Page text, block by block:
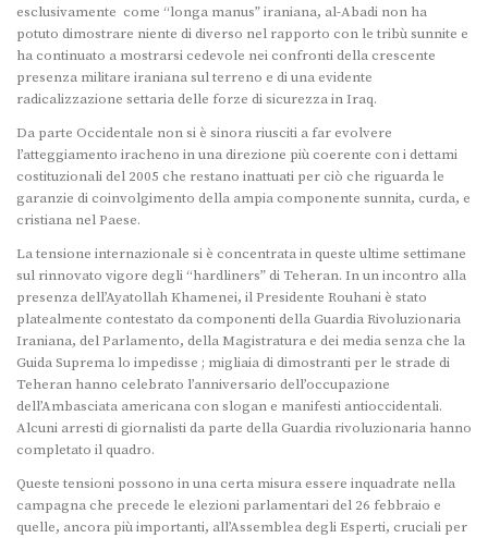
esclusivamente come “longa manus” iraniana, al-Abadi non ha
potuto dimostrare niente di diverso nel rapporto con le tribù sunnite e
ha continuato a mostrarsi cedevole nei confronti della crescente
presenza militare iraniana sul terreno e di una evidente
radicalizzazione settaria delle forze di sicurezza in Iraq.
Da parte Occidentale non si è sinora riusciti a far evolvere
l’atteggiamento iracheno in una direzione più coerente con i dettami
costituzionali del 2005 che restano inattuati per ciò che riguarda le
garanzie di coinvolgimento della ampia componente sunnita, curda, e
cristiana nel Paese.
La tensione internazionale si è concentrata in queste ultime settimane
sul rinnovato vigore degli “hardliners” di Teheran. In un incontro alla
presenza dell’Ayatollah Khamenei, il Presidente Rouhani è stato
platealmente contestato da componenti della Guardia Rivoluzionaria
Iraniana, del Parlamento, della Magistratura e dei media senza che la
Guida Suprema lo impedisse ; migliaia di dimostranti per le strade di
Teheran hanno celebrato l’anniversario dell’occupazione
dell’Ambasciata americana con slogan e manifesti antioccidentali.
Alcuni arresti di giornalisti da parte della Guardia rivoluzionaria hanno
completato il quadro.
Queste tensioni possono in una certa misura essere inquadrate nella
campagna che precede le elezioni parlamentari del 26 febbraio e
quelle, ancora più importanti, all’Assemblea degli Esperti, cruciali per